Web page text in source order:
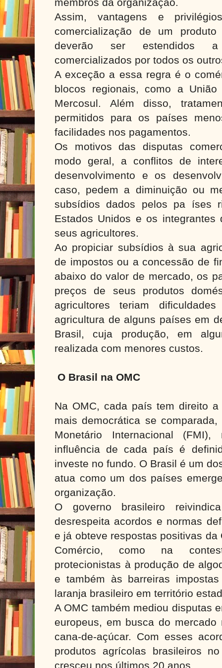
Assim, vantagens e
comercialização de um
deverão ser estendidos a
comercializados por todos os
A exceção a essa regra é o
blocos regionais, como a
Mercosul. Além disso,
permitidos para os países
facilidades nos pagamentos.
Os motivos das disputas
modo geral, a conflitos de
desenvolvimento e os
caso, pedem a diminuição ou
subsídios dados pelos pa íses
Estados Unidos e os integrantes
seus agricultores.
Ao propiciar subsídios à sua
de impostos ou a concessão de
abaixo do valor de mercado, os
preços de seus produtos
agricultores teriam
agricultura de alguns países em
Brasil, cuja produção, em
realizada com menores custos.
O Brasil na OMC
Na OMC, cada país tem direito
mais democrática se
Monetário Internacional
influência de cada país é
investe no fundo. O Brasil é um
atua como um dos países
organização.
O governo brasileiro
desrespeita acordos e normas
e já obteve respostas positivas
Comércio, como na
protecionistas à produção de
e também às barreiras
laranja brasileiro em território
A OMC também mediou disputas
europeus, em busca do
cana-de-açúcar. Com esses
produtos agrícolas brasileiros
cresceu nos últimos 20 anos.